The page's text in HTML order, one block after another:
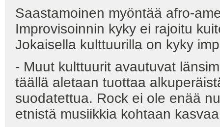
Saastamoinen myöntää afro-
Improvisoinnin kyky ei rajoitu
Jokaisella kulttuurilla on kyky
- Muut kulttuurit avautuvat
täällä aletaan tuottaa
suodatettua. Rock ei ole enää
etnistä musiikkia kohtaan